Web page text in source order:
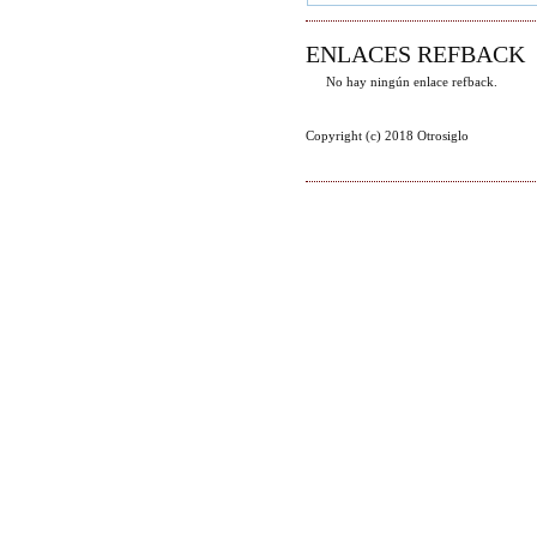
ENLACES REFBACK
No hay ningún enlace refback.
Copyright (c) 2018 Otrosiglo